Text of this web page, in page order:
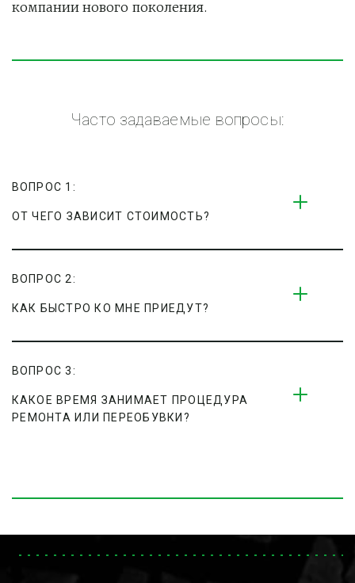
компании нового поколения.
Часто задаваемые вопросы:
ВОПРОС 1:
ОТ ЧЕГО ЗАВИСИТ СТОИМОСТЬ?
ВОПРОС 2:
КАК БЫСТРО КО МНЕ ПРИЕДУТ?
ВОПРОС 3:
КАКОЕ ВРЕМЯ ЗАНИМАЕТ ПРОЦЕДУРА
РЕМОНТА ИЛИ ПЕРЕОБУВКИ?